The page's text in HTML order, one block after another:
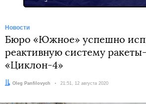
Новости
Бюро «Южное» успешно
реактивную систему
«Циклон-4»
Автор:
Oleg Panfilovych Дата:
21:51, 12 августа 2020